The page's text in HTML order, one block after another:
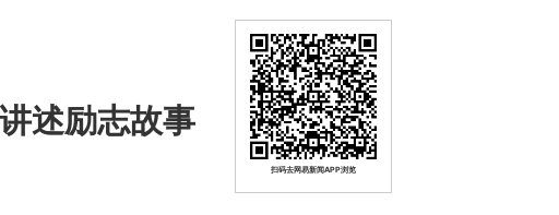
述励志故事
扫码去网易新闻APP浏览